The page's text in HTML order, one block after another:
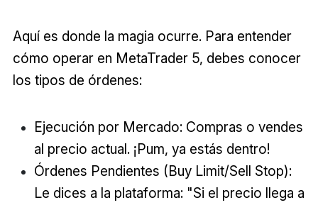
Aquí es donde la magia ocurre. Para entender
cómo operar en MetaTrader 5, debes conocer
los tipos de órdenes:
Ejecución por Mercado: Compras o vendes
al precio actual. ¡Pum, ya estás dentro!
Órdenes Pendientes (Buy Limit/Sell Stop):
Le dices a la plataforma: "Si el precio llega a